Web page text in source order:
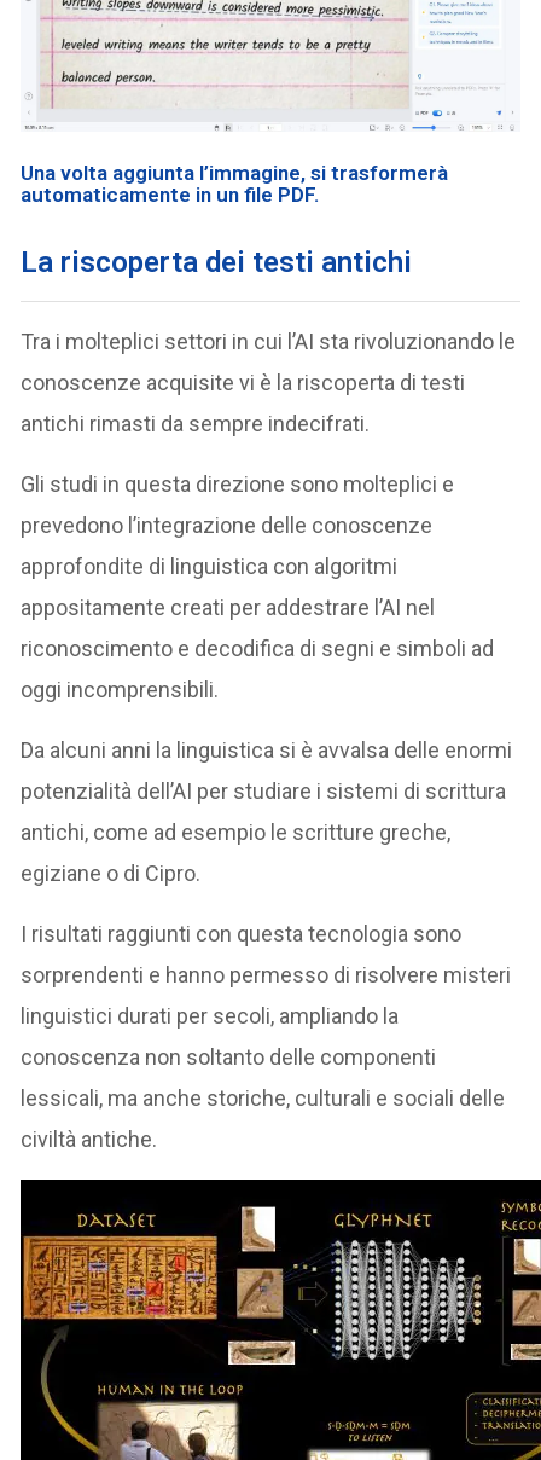
Una volta aggiunta l’immagine, si trasformerà
automaticamente in un file PDF.
La riscoperta dei testi antichi
Tra i molteplici settori in cui l’AI sta rivoluzionando le
conoscenze acquisite vi è la riscoperta di testi
antichi rimasti da sempre indecifrati.
Gli studi in questa direzione sono molteplici e
prevedono l’integrazione delle conoscenze
approfondite di linguistica con algoritmi
appositamente creati per addestrare l’AI nel
riconoscimento e decodifica di segni e simboli ad
oggi incomprensibili.
Da alcuni anni la linguistica si è avvalsa delle enormi
potenzialità dell’AI per studiare i sistemi di scrittura
antichi, come ad esempio le scritture greche,
egiziane o di Cipro.
I risultati raggiunti con questa tecnologia sono
sorprendenti e hanno permesso di risolvere misteri
linguistici durati per secoli, ampliando la
conoscenza non soltanto delle componenti
lessicali, ma anche storiche, culturali e sociali delle
civiltà antiche.